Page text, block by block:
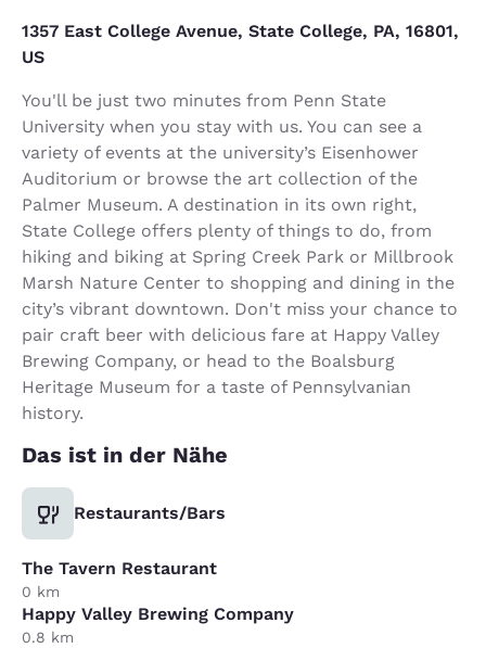
1357 East College Avenue, State College, PA, 16801,
US
You'll be just two minutes from Penn State
University when you stay with us. You can see a
variety of events at the university’s Eisenhower
Auditorium or browse the art collection of the
Palmer Museum. A destination in its own right,
State College offers plenty of things to do, from
hiking and biking at Spring Creek Park or Millbrook
Marsh Nature Center to shopping and dining in the
city’s vibrant downtown. Don't miss your chance to
pair craft beer with delicious fare at Happy Valley
Brewing Company, or head to the Boalsburg
Heritage Museum for a taste of Pennsylvanian
history.
Das ist in der Nähe
Restaurants/Bars
The Tavern Restaurant
0 km
Happy Valley Brewing Company
0.8 km